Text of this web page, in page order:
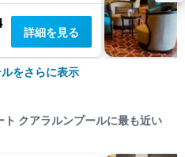
詳細を見る
をさらに表示
クアラルンプールに最も近い